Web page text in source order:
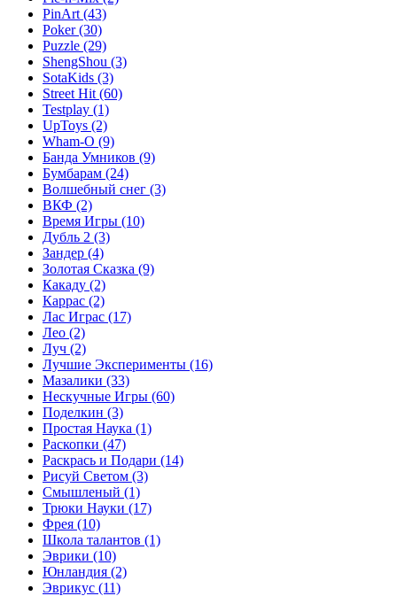
PinArt (43)
Poker(30)
Puzzle (29)
ShengShou (3)
SotaKids (3)
Street Hit (60)
Testplay (1)
UpToys (2)
Wham-O (9)
Банда Умников (9)
Бумбарам (24)
Волшебный снег (3)
ВКФ (2)
Время Игры (10)
Дубль 2 (3)
Зандер (4)
Золотая Сказка (9)
Какаду (2)
Каррас (2)
Лас Играс (17)
Лео (2)
Луч (2)
Лучшие Эксперименты (16)
Мазалики (33)
Нескучные Игры (60)
Поделкин (3)
Простая Наука (1)
Раскопки (47)
Раскрась и Подари (14)
Рисуй Светом (3)
Смышленый (1)
Трюки Науки (17)
Фрея (10)
Школа талантов (1)
Эврики (10)
Юнландия (2)
Эврикус (11)